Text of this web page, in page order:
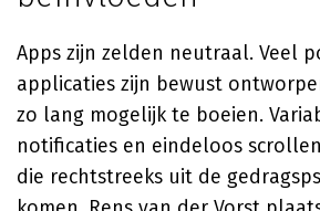
Apps zijn zelden neutraal. Veel
applicaties zijn bewust
zo lang mogelijk te boeien.
notificaties en eindeloos
die rechtstreeks uit de